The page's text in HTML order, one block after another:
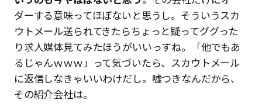
ダーする意味ってほぼないと思うし。そういうスカ
ウトメール送られてきたらちょっと疑ってググった
り求人媒体見てみたほうがいいっすね。「他でもあ
るじゃんｗｗｗ」って気づいたら、スカウトメール
に返信しなきゃいいわけだし。嘘つきなんだから、
その紹介会社は。